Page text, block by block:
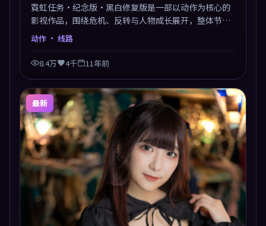
霓虹任务·纪念版·黑白修复版是一部以动作为核心的
影视作品，围绕危机、反转与人物成长展开，整体节奏
紧凑，值得推荐观看。
动作 · 线路
8.4万 4千 11年前
最新